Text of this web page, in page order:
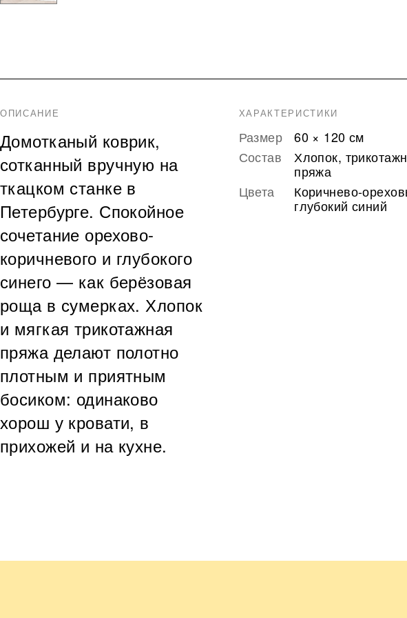
ОПИСАНИЕ
Домотканый коврик,
сотканный вручную на
ткацком станке в
Петербурге. Спокойное
сочетание орехово-
коричневого и глубокого
синего — как берёзовая
роща в сумерках. Хлопок
и мягкая трикотажная
пряжа делают полотно
плотным и приятным
босиком: одинаково
хорош у кровати, в
прихожей и на кухне.
ХАРАКТЕРИСТИКИ
Размер
60 × 120 см
Состав
Хлопок,
пряжа
Цвета
Коричнево-
глубокий синий